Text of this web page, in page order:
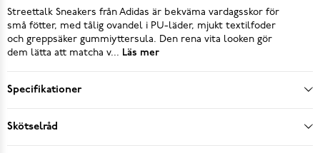
Streettalk Sneakers från Adidas är bekväma vardagsskor för
små fötter, med tålig ovandel i PU-läder, mjukt textilfoder
och greppsäker gummiyttersula. Den rena vita looken gör
dem lätta att matcha v... Läs mer
Specifikationer
Skötselråd